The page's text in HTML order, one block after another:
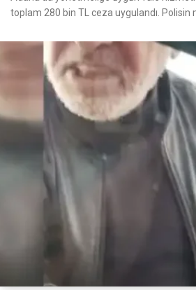
toplam 280 bin TL ceza uygulandı. Polisin